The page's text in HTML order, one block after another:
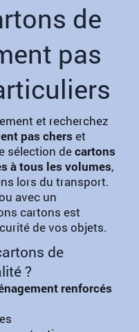
de
pas
et recherchez
pas chers et
sélection decartons
à tous les volumes,
lors du transport.
avec un
cartons est
de vos objets.
de
?
renforcés